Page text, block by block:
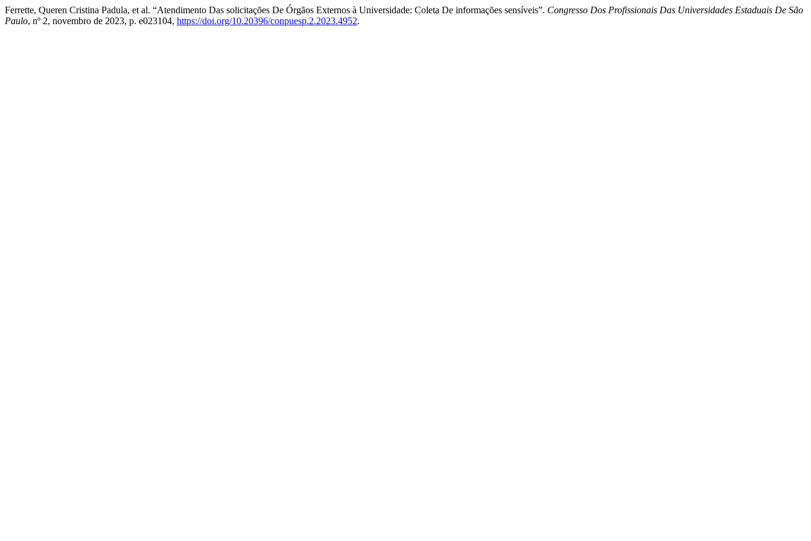
Ferrette, Queren Cristina Padula, et al. “Atendimento Das solicitações De Órgãos Externos à Universidade: Coleta De informações sensíveis”. Congresso Dos Profissionais Das Universidades Estaduais De São
Paulo, nº 2, novembro de 2023, p. e023104, https://doi.org/10.20396/conpuesp.2.2023.4952.